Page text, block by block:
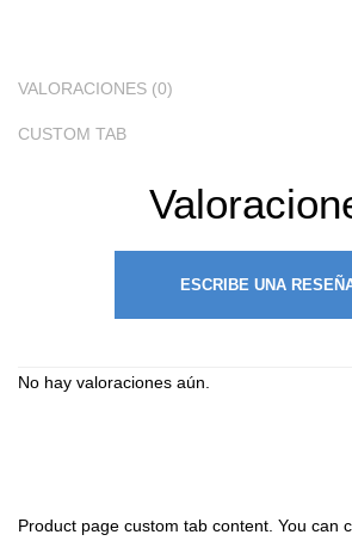
VALORACIONES (0)
CUSTOM TAB
ESCRIBE UNA
No hay valoraciones aún.
Product page custom tab content. You can